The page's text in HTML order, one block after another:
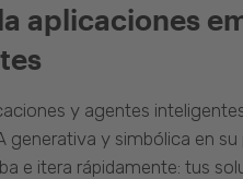
aplicaciones
y agentes
generativa y simbólica en su
e itera rápidamente: tus